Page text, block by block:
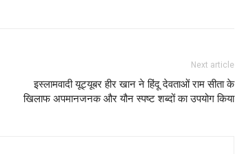
Next article
इस्लामवादी यूट्यूबर हीर खान ने हिंदू देवताओं राम सीता के
खिलाफ अपमानजनक और यौन स्पष्ट शब्दों का उपयोग किया